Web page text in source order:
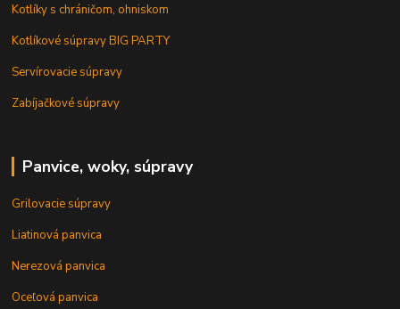
Kotlíky s chráničom, ohniskom
Kotlíkové súpravy BIG PARTY
Servírovacie súpravy
Zabíjačkové súpravy
Panvice, woky, súpravy
Grilovacie súpravy
Liatinová panvica
Nerezová panvica
Oceľová panvica